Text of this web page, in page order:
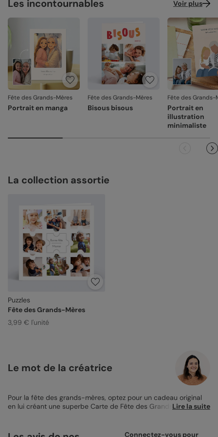
Les incontournables Voir plus
Fête des Grands-Mères
Portrait en manga
Fête des Grands-Mères
Bisous bisous
Fête des Grands-
Portrait en
illustration
minimaliste
La collection assortie
Puzzles
Fête des Grands-Mères
3,99 € l'unité
Le mot de la créatrice
Pour la fête des grands-mères, optez pour un cadeau original
en lui créant une superbe Carte de Fête des Grands-Mères
Puzzles. Disponible en deux formats, le 14x14 et le 14x14 plié,
Lire la suite
Connectez-vous pour